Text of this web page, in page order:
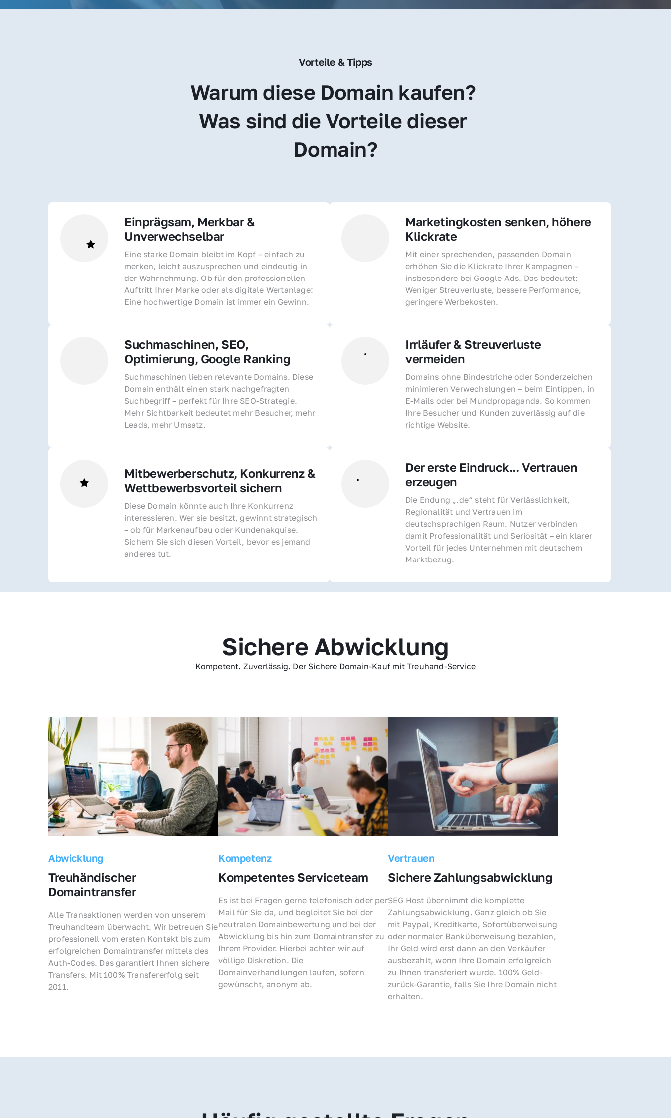
Vorteile & Tipps
Warum diese Domain kaufen?
Was sind die Vorteile dieser
Domain?
Einprägsam, Merkbar &
Unverwechselbar
Eine starke Domain bleibt im Kopf – einfach zu
merken, leicht auszusprechen und eindeutig in
der Wahrnehmung. Ob für den professionellen
Auftritt Ihrer Marke oder als digitale Wertanlage:
Eine hochwertige Domain ist immer ein Gewinn.
Marketingkosten senken, höhere
Klickrate
Mit einer sprechenden, passenden Domain
erhöhen Sie die Klickrate Ihrer Kampagnen –
insbesondere bei Google Ads. Das bedeutet:
Weniger Streuverluste, bessere Performance,
geringere Werbekosten.
Suchmaschinen, SEO,
Optimierung, Google Ranking
Suchmaschinen lieben relevante Domains. Diese
Domain enthält einen stark nachgefragten
Suchbegriff – perfekt für Ihre SEO-Strategie.
Mehr Sichtbarkeit bedeutet mehr Besucher, mehr
Leads, mehr Umsatz.
Irrläufer & Streuverluste
vermeiden
Domains ohne Bindestriche oder Sonderzeichen
minimieren Verwechslungen – beim Eintippen, in
E-Mails oder bei Mundpropaganda. So kommen
Ihre Besucher und Kunden zuverlässig auf die
richtige Website.
Mitbewerberschutz, Konkurrenz &
Wettbewerbsvorteil sichern
Diese Domain könnte auch Ihre Konkurrenz
interessieren. Wer sie besitzt, gewinnt strategisch
– ob für Markenaufbau oder Kundenakquise.
Sichern Sie sich diesen Vorteil, bevor es jemand
anderes tut.
Der erste Eindruck... Vertrauen
erzeugen
Die Endung „.de“ steht für Verlässlichkeit,
Regionalität und Vertrauen im
deutschsprachigen Raum. Nutzer verbinden
damit Professionalität und Seriosität – ein klarer
Vorteil für jedes Unternehmen mit deutschem
Marktbezug.
Sichere Abwicklung
Kompetent. Zuverlässig. Der Sichere Domain-Kauf mit Treuhand-Service
Abwicklung
Treuhändischer
Domaintransfer
Alle Transaktionen werden von unserem
Treuhandteam überwacht. Wir betreuen Sie
professionell vom ersten Kontakt bis zum
erfolgreichen Domaintransfer mittels des
Auth-Codes. Das garantiert Ihnen sichere
Transfers. Mit 100% Transfererfolg seit
2011.
Kompetenz
Kompetentes Serviceteam
Es ist bei Fragen gerne telefonisch oder per
Mail für Sie da, und begleitet Sie bei der
neutralen Domainbewertung und bei der
Abwicklung bis hin zum Domaintransfer zu
Ihrem Provider. Hierbei achten wir auf
völlige Diskretion. Die
Domainverhandlungen laufen, sofern
gewünscht, anonym ab.
Vertrauen
Sichere Zahlungsabwicklung
SEG Host übernimmt die komplette
Zahlungsabwicklung. Ganz gleich ob Sie
mit Paypal, Kreditkarte, Sofortüberweisung
oder normaler Banküberweisung bezahlen,
Ihr Geld wird erst dann an den Verkäufer
ausbezahlt, wenn Ihre Domain erfolgreich
zu Ihnen transferiert wurde. 100% Geld-
zurück-Garantie, falls Sie Ihre Domain nicht
erhalten.